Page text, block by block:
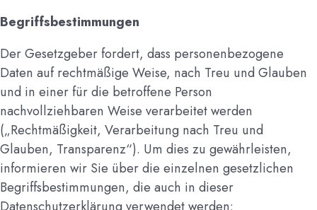
Begriffsbestimmungen
Der Gesetzgeber fordert, dass personenbezogene
Daten auf rechtmäßige Weise, nach Treu und Glauben
und in einer für die betroffene Person
nachvollziehbaren Weise verarbeitet werden
(„Rechtmäßigkeit, Verarbeitung nach Treu und
Glauben, Transparenz“). Um dies zu gewährleisten,
informieren wir Sie über die einzelnen gesetzlichen
Begriffsbestimmungen, die auch in dieser
Datenschutzerklärung verwendet werden: